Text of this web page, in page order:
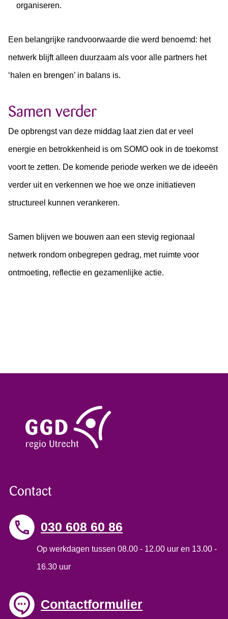
organiseren.
Een belangrijke randvoorwaarde die werd benoemd: het
netwerk blijft alleen duurzaam als voor alle partners het
‘halen en brengen’ in balans is.
Samen verder
De opbrengst van deze middag laat zien dat er veel
energie en betrokkenheid is om SOMO ook in de toekomst
voort te zetten. De komende periode werken we de ideeën
verder uit en verkennen we hoe we onze initiatieven
structureel kunnen verankeren.
Samen blijven we bouwen aan een stevig regionaal
netwerk rondom onbegrepen gedrag, met ruimte voor
ontmoeting, reflectie en gezamenlijke actie.
Contact
030 608 60 86
Op werkdagen tussen 08.00 - 12.00 uur en 13.00 -
16.30 uur
Contactformulier